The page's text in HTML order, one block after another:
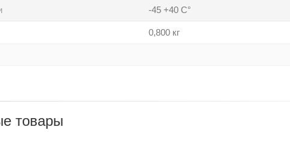
-45 +40 С°
0,800 кг
товары